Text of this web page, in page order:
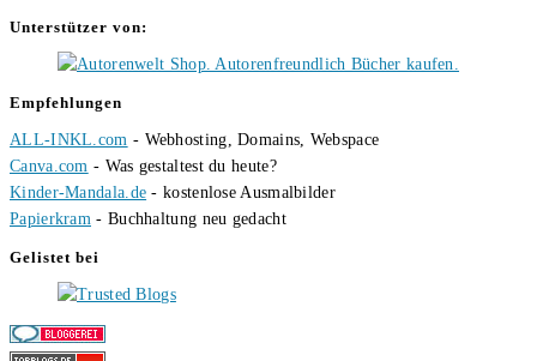
Unterstützer von:
Empfehlungen
ALL-INKL.com - Webhosting, Domains, Webspace
Canva.com - Was gestaltest du heute?
Kinder-Mandala.de - kostenlose Ausmalbilder
Papierkram - Buchhaltung neu gedacht
Gelistet bei